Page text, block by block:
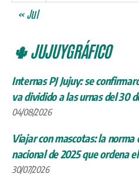
« Jul
🌵 JUJUYGRÁFICO
Internas PJ Jujuy: se
va dividido a las urnas del 30
04/08/2026
Viajar con mascotas: la
nacional de 2025 que ordena
30/07/2026